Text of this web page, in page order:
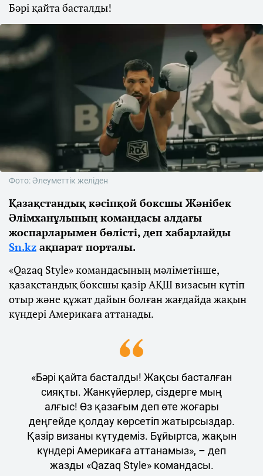
Бәрі қайта басталды!
Фото: Әлеуметтік желіден
Қазақстандық кәсіпқой боксшы Жәнібек
Әлімханұлының командасы алдағы
жоспарларымен бөлісті, деп хабарлайды
Sn.kz ақпарат порталы.
«Qazaq Style» командасының мәліметінше,
қазақстандық боксшы қазір АҚШ визасын күтіп
отыр және құжат дайын болған жағдайда жақын
күндері Америкаға аттанады.
«Бәрі қайта басталды! Жақсы басталған
сияқты. Жанкүйерлер, сіздерге мың
алғыс! Өз қазағым деп өте жоғары
деңгейде қолдау көрсетіп жатырсыздар.
Қазір визаны күтудеміз. Бұйыртса, жақын
күндері Америкаға аттанамыз», – деп
жазды «Qazaq Style» командасы.